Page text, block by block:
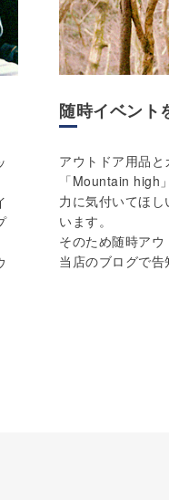
随時イベント
アウトドア用品
「Mountain high
力に気付いてほ
います。
そのため随時アウ
当店のブログで告